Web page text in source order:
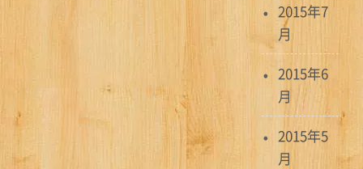
2015年7
月
2015年6
月
2015年5
月